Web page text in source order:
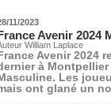
11/2023
Avenir 2024
William Laplace
Avenir 2024
à
Les
ont glané un